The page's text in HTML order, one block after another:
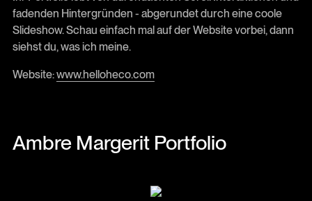
fadenden Hintergründen - abgerundet durch eine coole
Slideshow. Schau einfach mal auf der Website vorbei, dann
siehst du, was ich meine.
Website:www.helloheco.com
Ambre Margerit Portfolio